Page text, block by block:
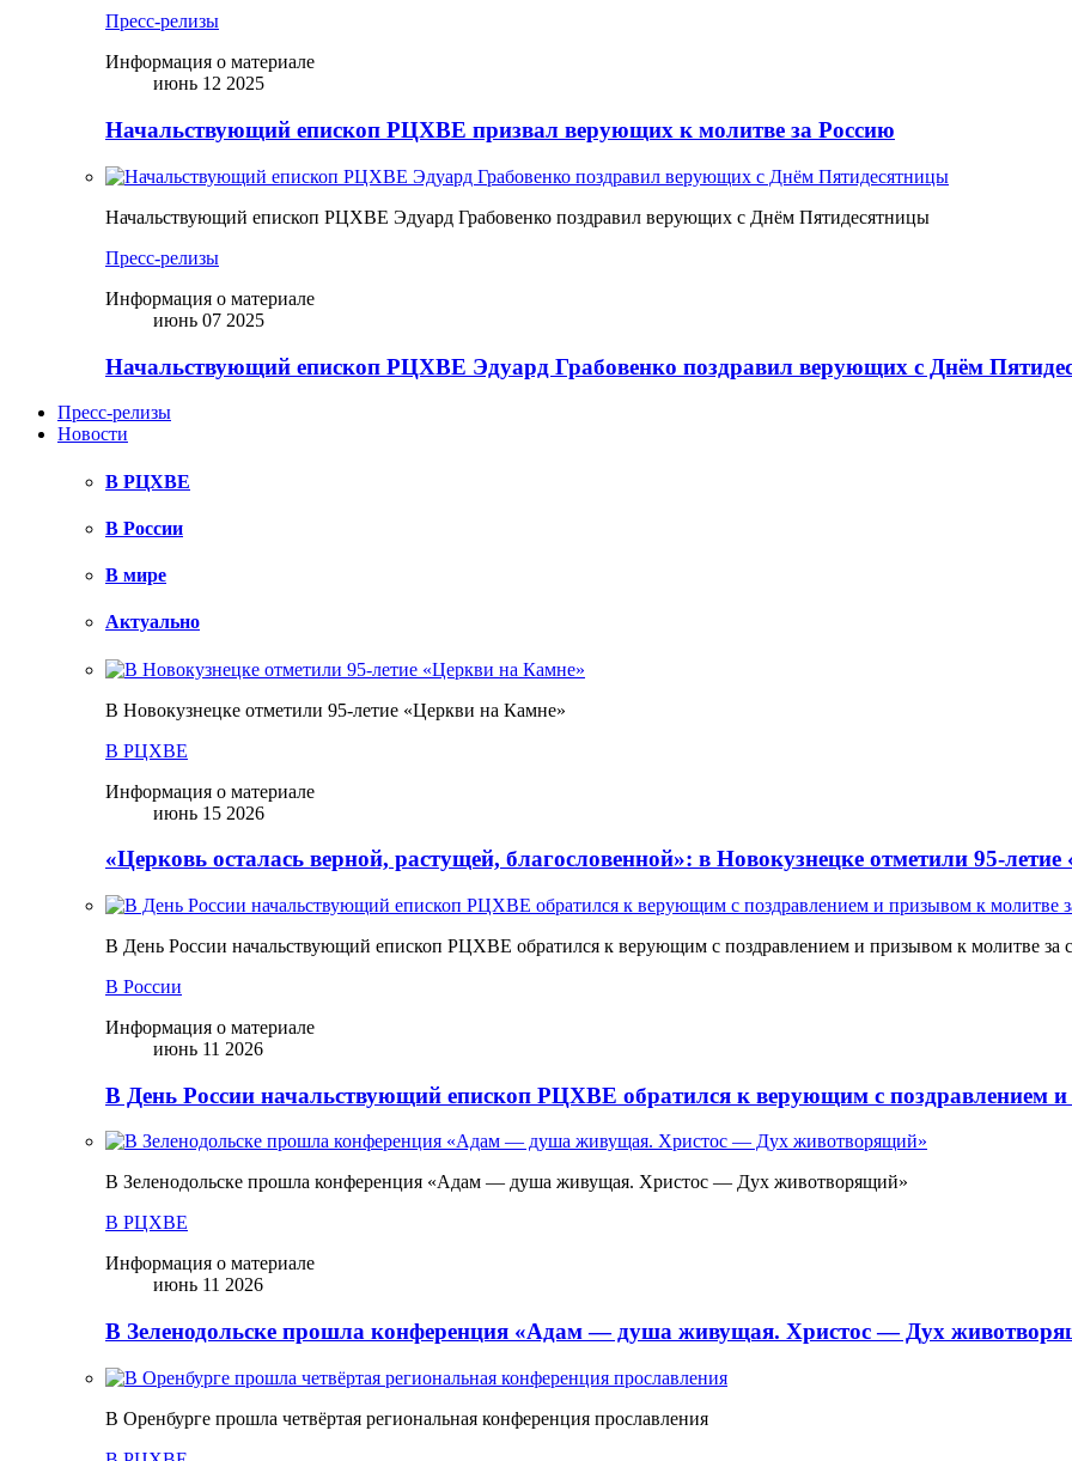
Пресс-релизы
Информация о материале
июнь 12 2025
Начальствующий епископ РЦХВЕ призвал верующих к молитве за Россию
Начальствующий епископ РЦХВЕ Эдуард Грабовенко поздравил верующих с Днём Пятидесятницы
Пресс-релизы
Информация о материале
июнь 07 2025
Начальствующий епископ РЦХВЕ Эдуард Грабовенко поздравил верующих с Днём
Пресс-релизы
Новости
В РЦХВЕ
В России
В мире
Актуально
В Новокузнецке отметили 95-летие «Церкви на Камне»
В РЦХВЕ
Информация о материале
июнь 15 2026
«Церковь осталась верной, растущей, благословенной»: в Новокузнецке отметили 95-
В День России начальствующий епископ РЦХВЕ обратился к верующим с поздравлением и призывом к молитве за
В России
Информация о материале
июнь 11 2026
В День России начальствующий епископ РЦХВЕ обратился к верующим с поздравлением
В Зеленодольске прошла конференция «Адам — душа живущая. Христос — Дух животворящий»
В РЦХВЕ
Информация о материале
июнь 11 2026
В Зеленодольске прошла конференция «Адам — душа живущая. Христос — Дух
В Оренбурге прошла четвёртая региональная конференция прославления